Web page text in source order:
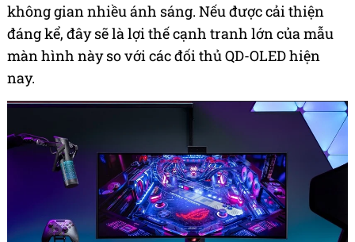
không gian nhiều ánh sáng. Nếu được cải thiện
đáng kể, đây sẽ là lợi thế cạnh tranh lớn của mẫu
màn hình này so với các đối thủ QD-OLED hiện
nay.